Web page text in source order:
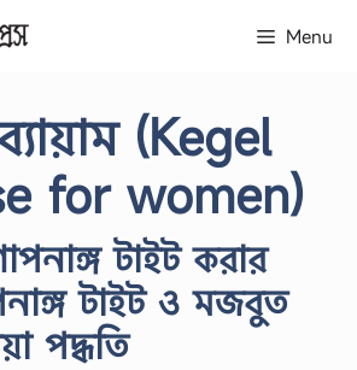
Menu
(Kegel
for women)
টাইট করার
টাইট ও মজবুত
পদ্ধতি